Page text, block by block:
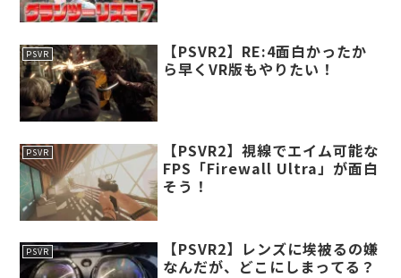
PSVR
【PSVR2】RE:4面白かったか
ら早くVR版もやりたい！
PSVR
【PSVR2】視線でエイム可能な
FPS「Firewall Ultra」が面白
そう！
PSVR
【PSVR2】レンズに埃被るの嫌
なんだが、どこにしまってる？